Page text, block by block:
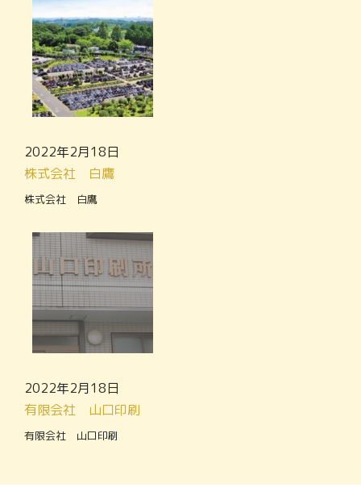
2022年2月18日
株式会社 白鷹
株式会社 白鷹
2022年2月18日
有限会社 山口印刷
有限会社 山口印刷